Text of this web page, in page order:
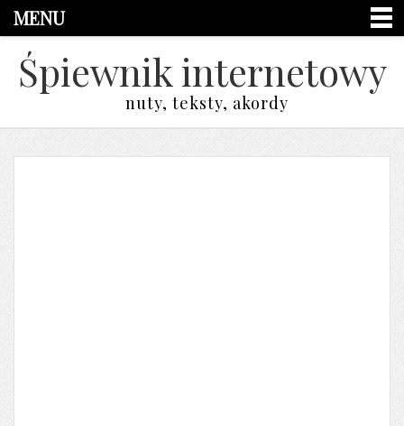
MENU
Śpiewnik internetowy
nuty, teksty, akordy